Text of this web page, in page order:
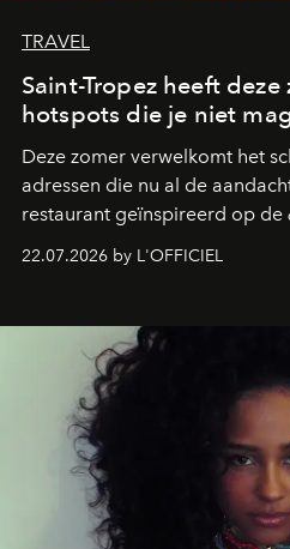
TRAVEL
Saint-Tropez heeft
hotspots die je niet
Deze zomer verwelkomt het
adressen die nu al de
restaurant geïnspireerd op de
zestig, een Japanse hotspot
verandert in een bruisende
neerstrijkt in Saint-Tropez. Dit
die deze zomer de toon
zwoele nachten.
22.07.2026 by L'OFFICIEL